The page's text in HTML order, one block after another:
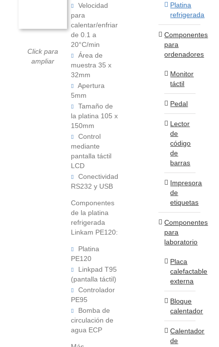
Click para
ampliar
Velocidad
para
calentar/enfriar
de 0.1 a
20°C/min
Área de
muestra 35 x
32mm
Apertura
5mm
Tamaño de
la platina 105 x
150mm
Control
mediante
pantalla táctil
LCD
Conectividad
RS232 y USB
Componentes
de la platina
refrigerada
Linkam PE120:
Platina
PE120
Linkpad T95
(pantalla táctil)
Controlador
PE95
Bomba de
circulación de
agua ECP
Platina
refrigerada
Componentes
para
ordenadores
Monitor
táctil
Pedal
Lector
de
código
de
barras
Impresora
de
etiquetas
Componentes
para
laboratorio
Placa
calefactable
externa
Bloque
calentador
Calentador
de